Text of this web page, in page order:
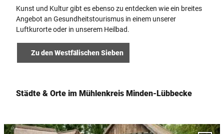
Kunst und Kultur gibt es ebenso zu entdecken wie ein breites
Angebot an Gesundheitstourismus in einem unserer
Luftkurorte oder in unserem Heilbad.
Zu den Westfälischen Sieben
Städte & Orte im Mühlenkreis Minden-Lübbecke
D